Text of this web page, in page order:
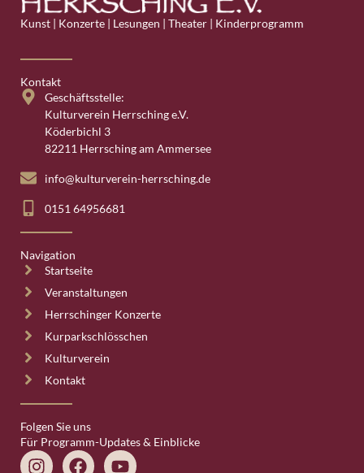
Kunst | Konzerte | Lesungen | Theater | Kinderprogramm
Kontakt
Geschäftsstelle:
Kulturverein Herrsching e.V.
Köderbichl 3
82211 Herrsching am Ammersee
info@kulturverein-herrsching.de
0151 64956681
Navigation
Startseite
Veranstaltungen
Herrschinger Konzerte
Kurparkschlösschen
Kulturverein
Kontakt
Folgen Sie uns
Für Programm-Updates & Einblicke
Instagram
FacebookYoutube